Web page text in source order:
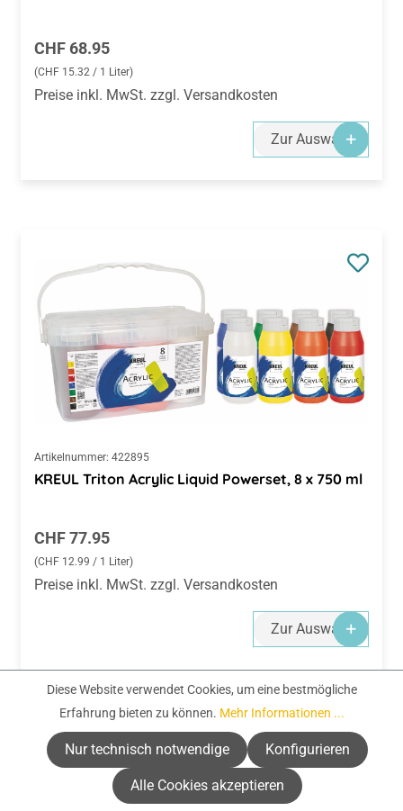
Regulärer Preis:
CHF 68.95
(CHF 15.32 / 1 Liter)
Preise inkl. MwSt. zzgl. Versandkosten
Zur Auswahl
Artikelnummer: 422895
KREUL Triton Acrylic Liquid Powerset, 8 x 750 ml
Regulärer Preis:
CHF 77.95
(CHF 12.99 / 1 Liter)
Preise inkl. MwSt. zzgl. Versandkosten
Zur Auswahl
Nützlich ist auch:
Diese Website verwendet Cookies, um eine bestmögliche
Erfahrung bieten zu können. Mehr Informationen ...
Nur technisch notwendige Konfigurieren
Alle Cookies akzeptieren